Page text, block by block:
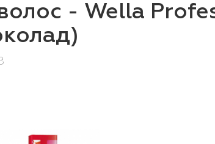
- Wella